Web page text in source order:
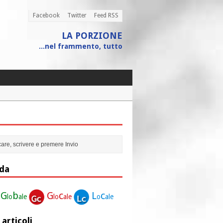
Facebook Twitter Feed RSS
LA PORZIONE
...nel frammento, tutto
G lobale G locale Locale
articoli